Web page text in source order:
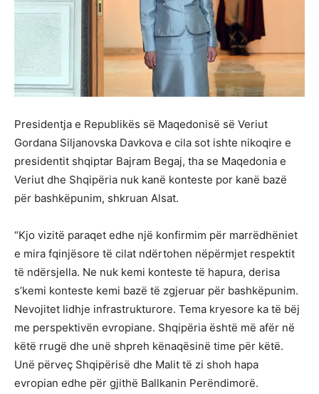
Presidentja e Republikës së Maqedonisë së Veriut
Gordana Siljanovska Davkova e cila sot ishte nikoqire e
presidentit shqiptar Bajram Begaj, tha se Maqedonia e
Veriut dhe Shqipëria nuk kanë konteste por kanë bazë
për bashkëpunim, shkruan Alsat.
“Kjo vizitë paraqet edhe një konfirmim për marrëdhëniet
e mira fqinjësore të cilat ndërtohen nëpërmjet respektit
të ndërsjella. Ne nuk kemi konteste të hapura, derisa
s’kemi konteste kemi bazë të zgjeruar për bashkëpunim.
Nevojitet lidhje infrastrukturore. Tema kryesore ka të bëj
me perspektivën evropiane. Shqipëria është më afër në
këtë rrugë dhe unë shpreh kënaqësinë time për këtë.
Unë përveç Shqipërisë dhe Malit të zi shoh hapa
evropian edhe për gjithë Ballkanin Perëndimorë.